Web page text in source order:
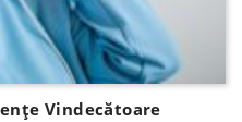
Vindecătoare